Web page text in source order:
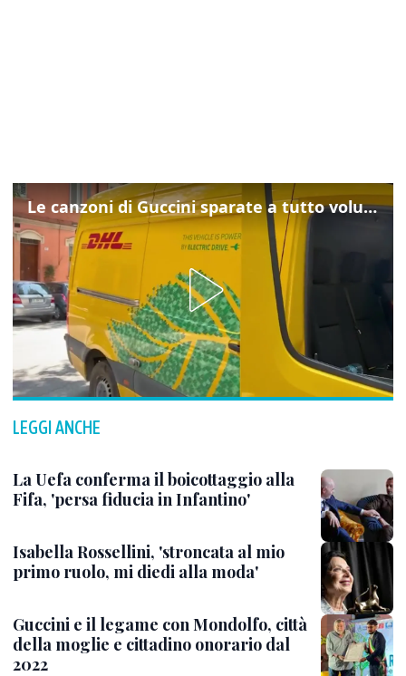
Le canzoni di Guccini sparate a tutto volume nella strada dove abitava
LEGGI ANCHE
La Uefa conferma il boicottaggio alla
Fifa, 'persa fiducia in Infantino'
Isabella Rossellini, 'stroncata al mio
primo ruolo, mi diedi alla moda'
Guccini e il legame con Mondolfo, città
della moglie e cittadino onorario dal
2022